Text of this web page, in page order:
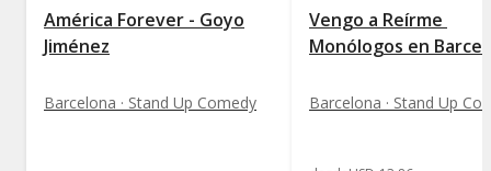
América Forever - Goyo
Jiménez
Barcelona · Stand Up Comedy
Vengo a Reírme 
Monólogos en
Barcelona · Stand Up